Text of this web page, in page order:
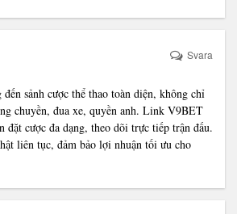
đến sảnh cược thể thao toàn diện, không chỉ
chuyền, đua xe, quyền anh. Link V9BET
đặt cược đa dạng, theo dõi trực tiếp trận đấu.
liên tục, đảm bảo lợi nhuận tối ưu cho
Svara